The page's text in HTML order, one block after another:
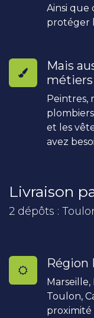
Ainsi que
protéger
Mais
métiers
Peintres,
et les
avez
Livraison
2 dépôts :
Région
Toulon,
proximité